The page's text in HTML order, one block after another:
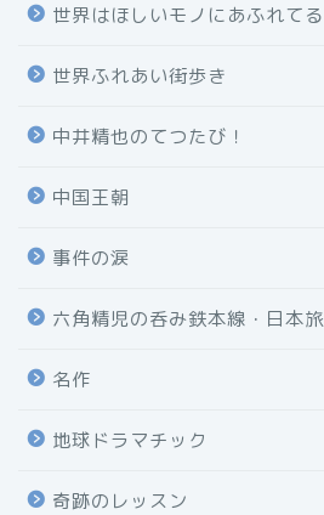
世界はほしいモノにあふれてる
世界ふれあい街歩き
中井精也のてつたび！
中国王朝
事件の涙
六角精児の呑み鉄本線・日本旅
名作
地球ドラマチック
奇跡のレッスン